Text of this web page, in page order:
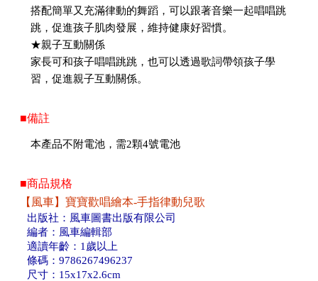
搭配簡單又充滿律動的舞蹈，可以跟著音樂一起唱唱跳
跳，促進孩子肌肉發展，維持健康好習慣。
★親子互動關係
家長可和孩子唱唱跳跳，也可以透過歌詞帶領孩子學
習，促進親子互動關係。
■備註
本產品不附電池，需2顆4號電池
■商品規格
【風車】寶寶歡唱繪本-手指律動兒歌
出版社：風車圖書出版有限公司
編者：風車編輯部
適讀年齡：1歲以上
條碼：9786267496237
尺寸：15x17x2.6cm